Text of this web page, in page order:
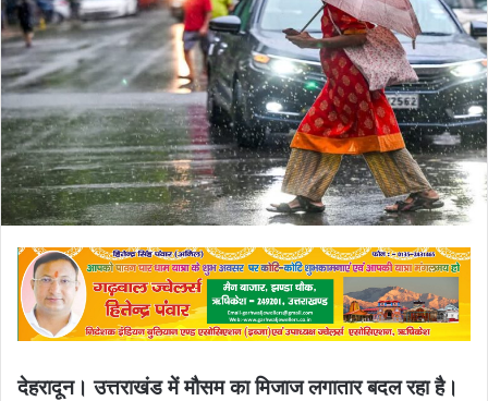
देहरादून। उत्तराखंड में मौसम का मिजाज लगातार बदल रहा है।